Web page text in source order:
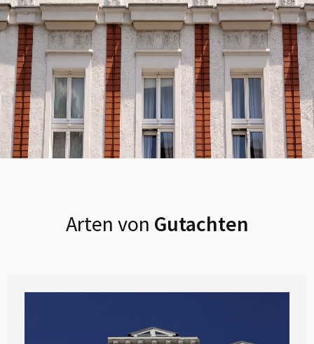
Arten von Gutachten